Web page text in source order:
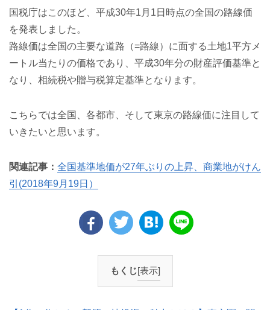
国税庁はこのほど、平成30年1月1日時点の全国の路線価
を発表しました。
路線価は全国の主要な道路（=路線）に面する土地1平方メ
ートル当たりの価格であり、平成30年分の財産評価基準と
なり、相続税や贈与税算定基準となります。
こちらでは全国、各都市、そして東京の路線価に注目して
いきたいと思います。
関連記事： 全国基準地価が27年ぶりの上昇、商業地がけん
引(2018年9月19日）
もくじ[表示]